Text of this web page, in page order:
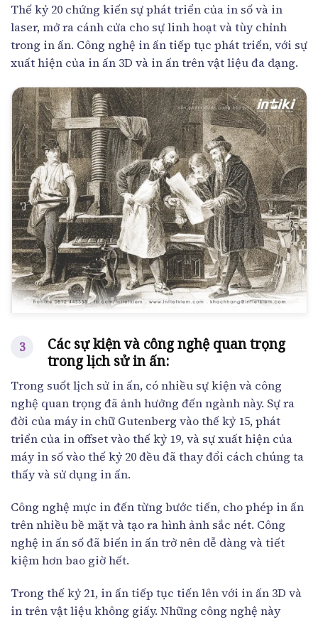
Thế kỷ 20 chứng kiến sự phát triển của in số và in
laser, mở ra cánh cửa cho sự linh hoạt và tùy chỉnh
trong in ấn. Công nghệ in ấn tiếp tục phát triển, với sự
xuất hiện của in ấn 3D và in ấn trên vật liệu đa dạng.
Các sự kiện và công nghệ quan trọng
trong lịch sử in ấn:
Trong suốt lịch sử in ấn, có nhiều sự kiện và công
nghệ quan trọng đã ảnh hưởng đến ngành này. Sự ra
đời của máy in chữ Gutenberg vào thế kỷ 15, phát
triển của in offset vào thế kỷ 19, và sự xuất hiện của
máy in số vào thế kỷ 20 đều đã thay đổi cách chúng ta
thấy và sử dụng in ấn.
Công nghệ mực in đến từng bước tiến, cho phép in ấn
trên nhiều bề mặt và tạo ra hình ảnh sắc nét. Công
nghệ in ấn số đã biến in ấn trở nên dễ dàng và tiết
kiệm hơn bao giờ hết.
Trong thế kỷ 21, in ấn tiếp tục tiến lên với in ấn 3D và
in trên vật liệu không giấy. Những công nghệ này